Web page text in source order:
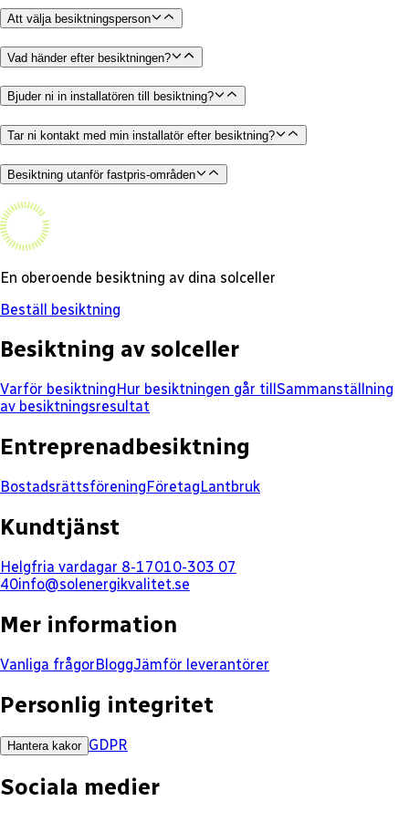
Att välja besiktningsperson
Vad händer efter besiktningen?
Bjuder ni in installatören till besiktning?
Tar ni kontakt med min installatör efter besiktning?
Besiktning utanför fastpris-områden
En oberoende besiktning av dina solceller
Beställ besiktning
Besiktning av solceller
Varför besiktningHur besiktningen går till Sammanställning
av besiktningsresultat
Entreprenadbesiktning
BostadsrättsföreningFöretagLantbruk
Kundtjänst
Helgfria vardagar 8-17010-303 07
40info@solenergikvalitet.se
Mer information
Vanliga frågorBloggJämför leverantörer
Personlig integritet
Hantera kakor GDPR
Sociala medier